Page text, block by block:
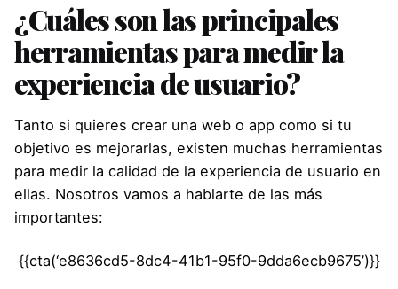
¿Cuáles son las principales
herramientas para medir la
experiencia de usuario?
Tanto si quieres crear una web o app como si tu
objetivo es mejorarlas, existen muchas herramientas
para medir la calidad de la experiencia de usuario en
ellas. Nosotros vamos a hablarte de las más
importantes:
{{cta(‘e8636cd5-8dc4-41b1-95f0-9dda6ecb9675’)}}